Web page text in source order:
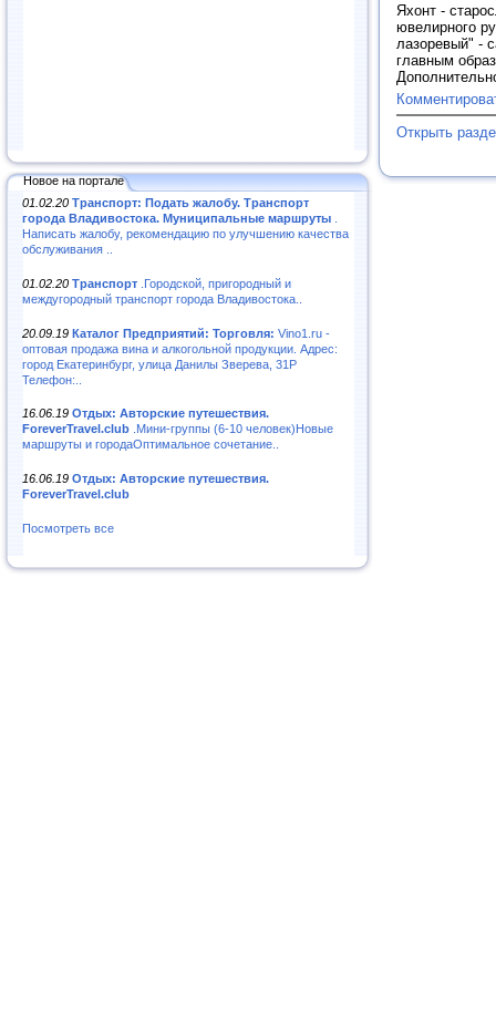
Новое на портале
01.02.20 Транспорт: Подать жалобу. Транспорт
города Владивостока. Муниципальные маршруты
Написать жалобу, рекомендацию по улучшению качества
обслуживания ..
01.02.20 Транспорт .Городской, пригородный и
междугородный транспорт города Владивостока..
20.09.19 Каталог Предприятий: Торговля: Vino1.ru -
оптовая продажа вина и алкогольной продукции. Адрес:
город Екатеринбург, улица Данилы Зверева, 31Р
Телефон:..
16.06.19 Отдых: Авторские путешествия.
ForeverTravel.club .Мини-группы (6-10 человек)Новые
маршруты и городаОптимальное сочетание..
16.06.19 Отдых: Авторские путешествия.
ForeverTravel.club
Посмотреть все
Яхонт -
ювелирного
лазоревый" -
главным
Открыть